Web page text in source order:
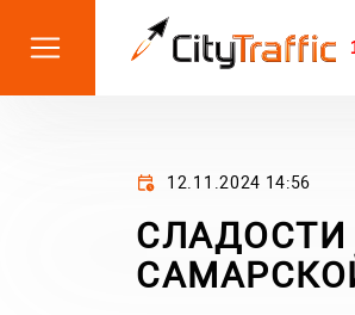
12.11.2024 14:56